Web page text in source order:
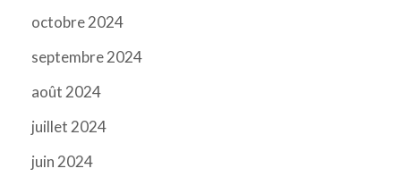
octobre 2024
septembre 2024
août 2024
juillet 2024
juin 2024